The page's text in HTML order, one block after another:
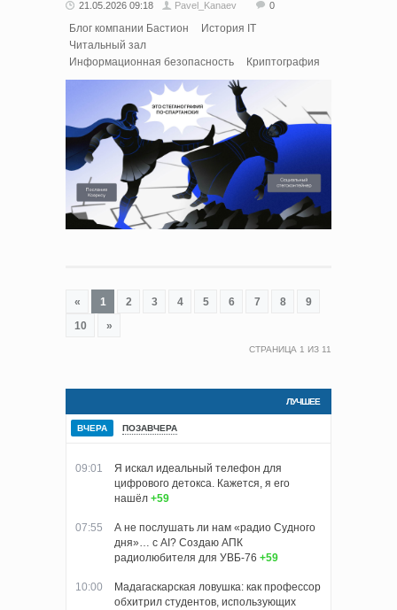
21.05.2026 09:18 Pavel_Kanaev 0
Блог компании Бастион
История IT
Читальный зал
Информационная безопасность
Криптография
« 1 2 3 4 5 6 7 8
9
10
»
СТРАНИЦА 1 ИЗ 11
ЛУЧШЕЕ
ВЧЕРА ПОЗАВЧЕРА
09:01
Я искал идеальный телефон для
цифрового детокса. Кажется, я его
нашёл +59
07:55
А не послушать ли нам «радио Судного
дня»… с AI? Создаю АПК
радиолюбителя для УВБ-76 +59
10:00
Мадагаскарская ловушка: как профессор
обхитрил студентов, использующих